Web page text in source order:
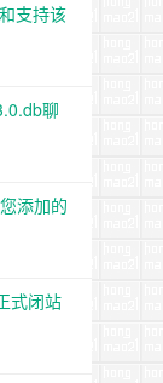
支持该
聊
添加的
式闭站